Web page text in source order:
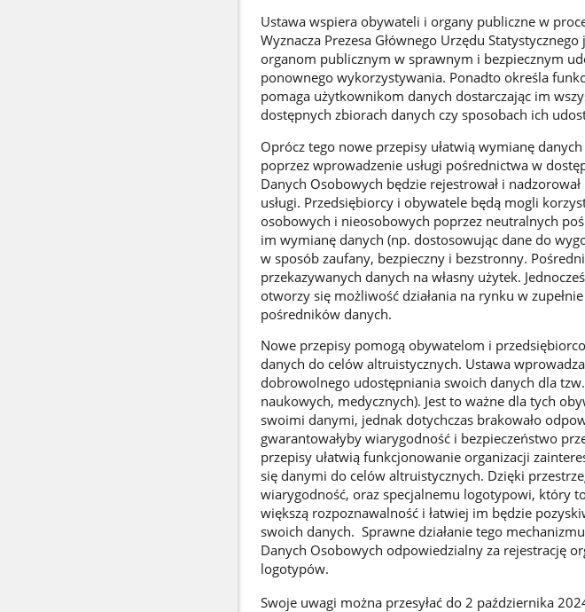
Ustawa wspiera obywateli i organy publiczne w
Wyznacza Prezesa Głównego Urzędu
organom publicznym w sprawnym i bezpiecznym
ponownego wykorzystywania. Ponadto określa
pomaga użytkownikom danych dostarczając im
dostępnych zbiorach danych czy sposobach ich
Oprócz tego nowe przepisy ułatwią wymianę
poprzez wprowadzenie usługi pośrednictwa w
Danych Osobowych będzie rejestrował i
usługi. Przedsiębiorcy i obywatele będą mogli
osobowych i nieosobowych poprzez neutralnych
im wymianę danych (np. dostosowując dane do
w sposób zaufany, bezpieczny i bezstronny.
przekazywanych danych na własny użytek.
otworzy się możliwość działania na rynku w
pośredników danych.
Nowe przepisy pomogą obywatelom i
danych do celów altruistycznych. Ustawa
dobrowolnego udostępniania swoich danych dla
naukowych, medycznych). Jest to ważne dla tych
swoimi danymi, jednak dotychczas brakowało
gwarantowałyby wiarygodność i bezpieczeństwo
przepisy ułatwią funkcjonowanie organizacji
się danymi do celów altruistycznych. Dzięki
wiarygodność, oraz specjalnemu logotypowi, który
większą rozpoznawalność i łatwiej im będzie
swoich danych. Sprawne działanie tego
Danych Osobowych odpowiedzialny za rejestrację
logotypów.
Swoje uwagi można przesyłać do 2 października